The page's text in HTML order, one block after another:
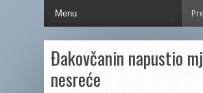
Đakovčanin napustio
nesreće